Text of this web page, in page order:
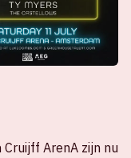
ArenA zijn nu